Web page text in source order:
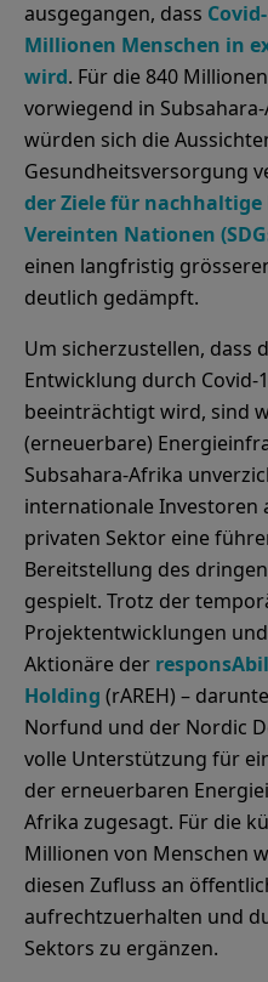
ausgegangen, dass
Millionen Menschen in
wird. Für die 840
vorwiegend in
würden sich die
Gesundheitsversorgung
der Ziele für
Vereinten Nationen
einen langfristig
deutlich gedämpft.
Um sicherzustellen, dass
Entwicklung durch Covid-
beeinträchtigt wird, sind
(erneuerbare)
Subsahara-Afrika
internationale Investoren
privaten Sektor eine
Bereitstellung des
gespielt. Trotz der
Projektentwicklungen
Aktionäre der
Holding (rAREH) –
Norfund und der Nordic
volle Unterstützung für
der erneuerbaren
Afrika zugesagt. Für die
Millionen von Menschen
diesen Zufluss an
aufrechtzuerhalten und
Sektors zu ergänzen.